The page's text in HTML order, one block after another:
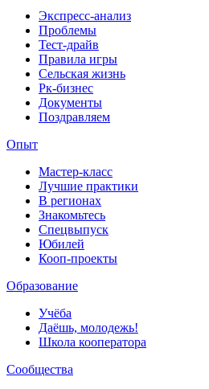
Экспресс-анализ
Проблемы
Тест-драйв
Правила игры
Сельская жизнь
Рк-бизнес
Документы
Поздравляем
Опыт
Мастер-класс
Лучшие практики
В регионах
Знакомьтесь
Спецвыпуск
Юбилей
Кооп-проекты
Образование
Учёба
Даёшь, молодежь!
Школа кооператора
Сообщества